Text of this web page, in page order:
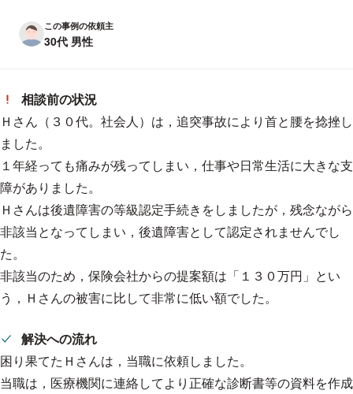
この事例の依頼主
30代 男性
相談前の状況
Ｈさん（３０代。社会人）は，追突事故により首と腰を捻挫し
ました。
１年経っても痛みが残ってしまい，仕事や日常生活に大きな支
障がありました。
Ｈさんは後遺障害の等級認定手続きをしましたが，残念ながら
非該当となってしまい，後遺障害として認定されませんでし
た。
非該当のため，保険会社からの提案額は「１３０万円」とい
う，Ｈさんの被害に比して非常に低い額でした。
解決への流れ
困り果てたＨさんは，当職に依頼しました。
当職は，医療機関に連絡してより正確な診断書等の資料を作成